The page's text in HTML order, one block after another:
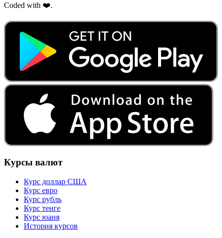
Coded with ❤️.
Курсы валют
Курс доллар США
Курс евро
Курс рубль
Курс тенге
Курс юаня
История курсов